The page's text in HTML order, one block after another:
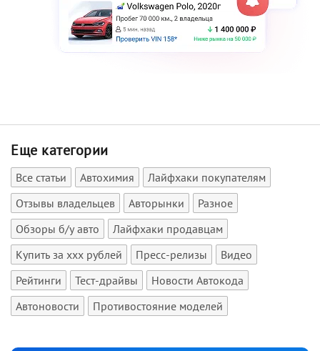
Еще категории
Все статьи Автохимия
Лайфхаки покупателям
Отзывы владельцев
Авторынки
Разное
Обзоры б/у авто
Лайфхаки продавцам
Купить за xxx рублей
Пресс-релизы
Видео
Рейтинги
Тест-драйвы
Новости Автокода
Автоновости
Противостояние моделей